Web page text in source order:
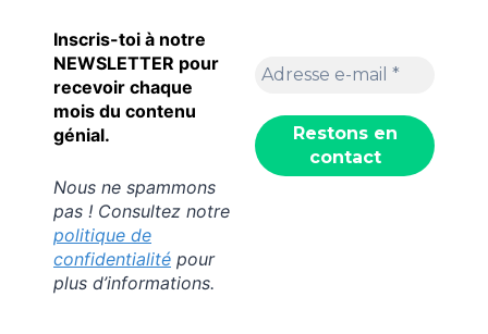
Inscris-toi à notre
NEWSLETTER pour
recevoir chaque
mois du contenu
génial.
Nous ne spammons
pas ! Consultez notre
politique de
confidentialité pour
plus d’informations.